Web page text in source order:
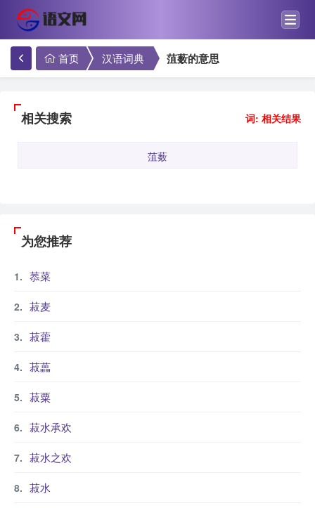
首页 汉语词典 菹薮的意思
相关搜索 词: 相关结果
菹薮
为您推荐
菾菜
菽麦
菽藿
菽藟
菽粟
菽水承欢
菽水之欢
菽水